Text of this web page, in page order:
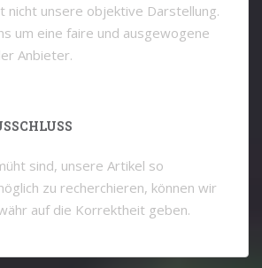
nicht unsere objektive Darstellung.
um eine faire und ausgewogene
Anbieter.
sind, unsere Artikel so
zu recherchieren, können wir
auf die Korrektheit geben.